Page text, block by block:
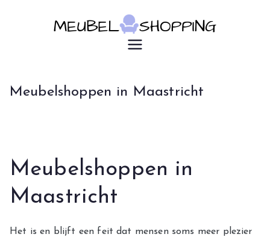
Meubelsho
pping
u7183p16603
Meubelshoppen in Maastricht
Meubelshoppen in
Maastricht
Het is en blijft een feit dat mensen soms meer plezier